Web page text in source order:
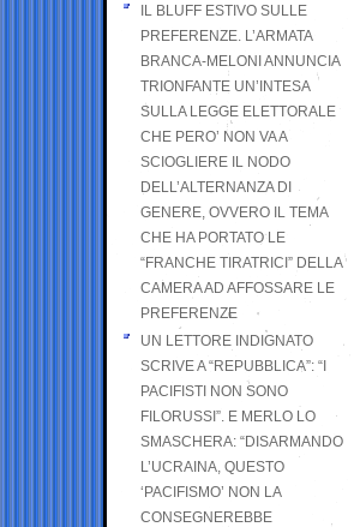
IL BLUFF ESTIVO SULLE
PREFERENZE. L’ARMATA
BRANCA-MELONI ANNUNCIA
TRIONFANTE UN’INTESA
SULLA LEGGE ELETTORALE
CHE PERO’ NON VA A
SCIOGLIERE IL NODO
DELL’ALTERNANZA DI
GENERE, OVVERO IL TEMA
CHE HA PORTATO LE
“FRANCHE TIRATRICI” DELLA
CAMERA AD AFFOSSARE LE
PREFERENZE
UN LETTORE INDIGNATO
SCRIVE A “REPUBBLICA”: “I
PACIFISTI NON SONO
FILORUSSI”. E MERLO LO
SMASCHERA: “DISARMANDO
L’UCRAINA, QUESTO
‘PACIFISMO’ NON LA
CONSEGNEREBBE